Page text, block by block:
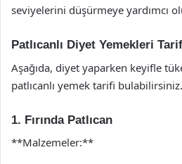
seviyelerini düşürmeye yardımcı
Patlıcanlı Diyet Yemekleri
Aşağıda, diyet yaparken keyifle
patlıcanlı yemek tarifi bulabilirsiniz.
1. Fırında Patlıcan
**Malzemeler:**